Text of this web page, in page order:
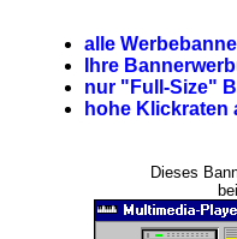
alle
Ihre
nur "Full-Size"
hohe Klickraten
Dieses